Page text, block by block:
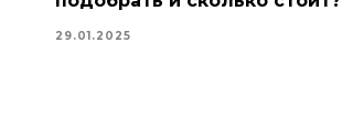
29.01.2025